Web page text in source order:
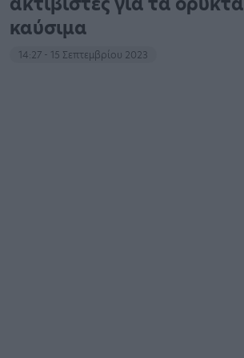
καύσιμα
14:27 - 15 Σεπτεμβρίου 2023